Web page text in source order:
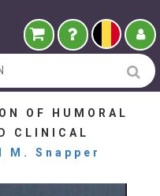
OF HUMORAL
CLINICAL
Snapper